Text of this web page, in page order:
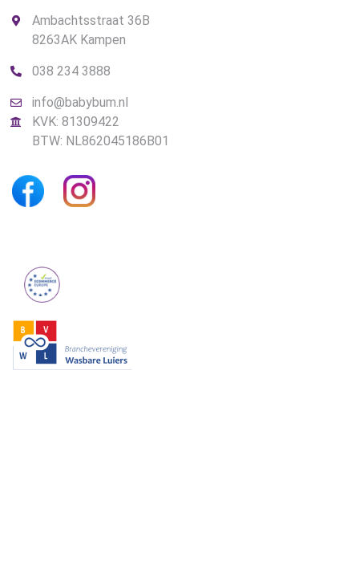
Ambachtsstraat 36B
8263AK Kampen
038 234 3888
info@babybum.nl
KVK: 81309422
BTW: NL862045186B01